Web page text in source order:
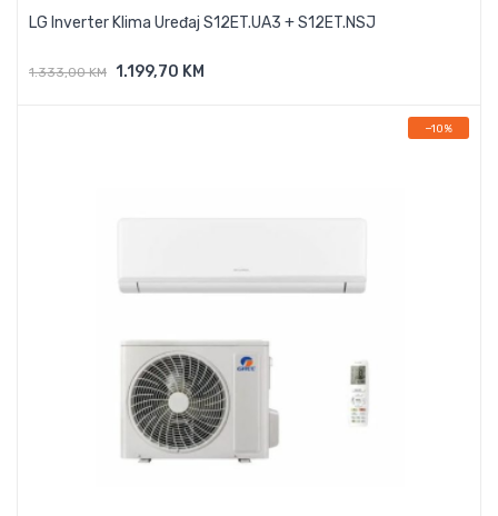
LG Inverter Klima Uređaj S12ET.UA3 + S12ET.NSJ
1.333,00 KM 1.199,70 KM
Dodaj U Košaricu
−10%